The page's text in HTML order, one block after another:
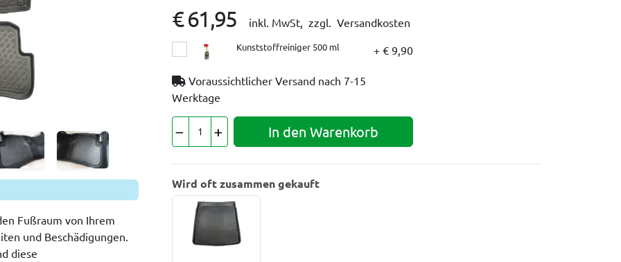
Fußraum von Ihrem
und Beschädigungen.
diese
€ 61,95 inkl. MwSt, zzgl. Versandkosten
Kunststoffreiniger 500 ml + € 9,90
Voraussichtlicher Versand nach 7-15
Werktage
In den Warenkorb
Wird oft zusammen gekauft